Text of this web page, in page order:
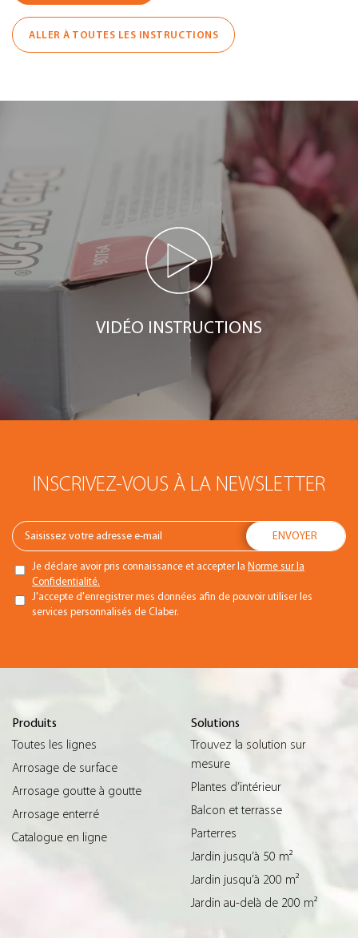
ALLER À TOUTES LES INSTRUCTIONS
VIDÉO INSTRUCTIONS
INSCRIVEZ-VOUS À LA NEWSLETTER
Je déclare avoir pris connaissance et accepter la Norme sur la
Confidentialité.
J'accepte d'enregistrer mes données afin de pouvoir utiliser les
services personnalisés de Claber.
Produits
Toutes les lignes
Arrosage de surface
Arrosage goutte à goutte
Arrosage enterré
Catalogue en ligne
Solutions
Trouvez la solution sur
mesure
Plantes d’intérieur
Balcon et terrasse
Parterres
Jardin jusqu’à 50 m²
Jardin jusqu’à 200 m²
Jardin au-delà de 200 m²